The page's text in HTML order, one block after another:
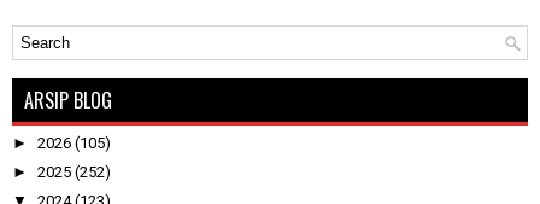
ARSIP BLOG
► 2026 (105)
► 2025 (252)